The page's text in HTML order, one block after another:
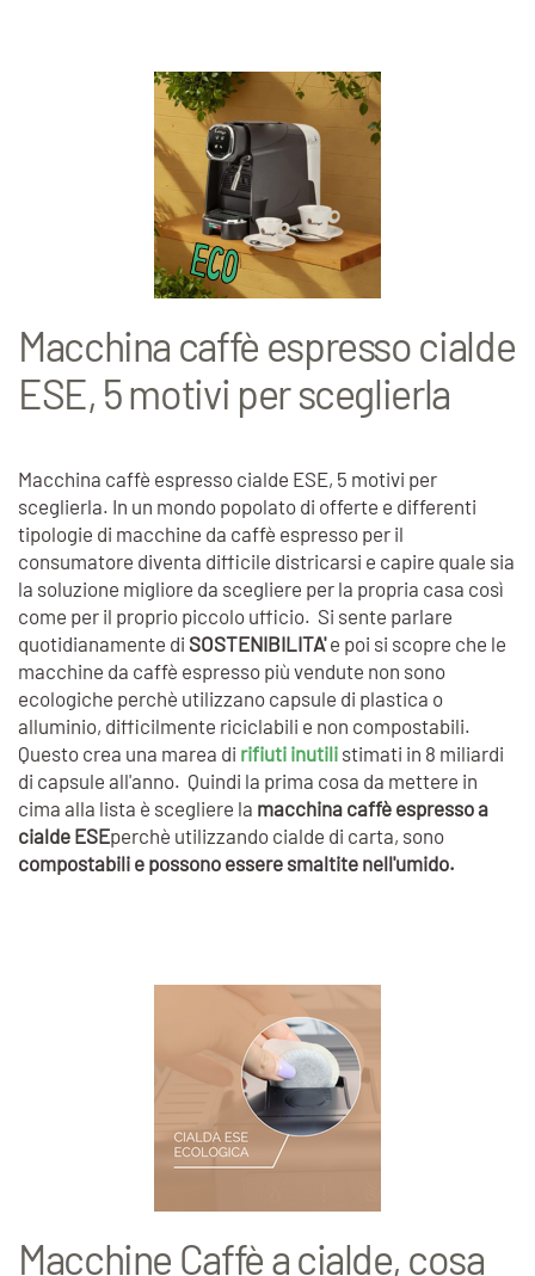
Macchina caffè espresso cialde
ESE, 5 motivi per sceglierla
Macchina caffè espresso cialde ESE, 5 motivi per
sceglierla. In un mondo popolato di offerte e differenti
tipologie di macchine da caffè espresso per il
consumatore diventa difficile districarsi e capire quale sia
la soluzione migliore da scegliere per la propria casa così
come per il proprio piccolo ufficio. Si sente parlare
quotidianamente di SOSTENIBILITA'e poi si scopre che le
macchine da caffè espresso più vendute non sono
ecologiche perchè utilizzano capsule di plastica o
alluminio, difficilmente riciclabili e non compostabili.
Questo crea una marea di rifiuti inutili stimati in 8 miliardi
di capsule all'anno. Quindi la prima cosa da mettere in
cima alla lista è scegliere la macchina caffè espresso a
cialde ESEperchè utilizzando cialde di carta, sono
compostabili e possono essere smaltite nell'umido.
Macchine Caffè a cialde, cosa